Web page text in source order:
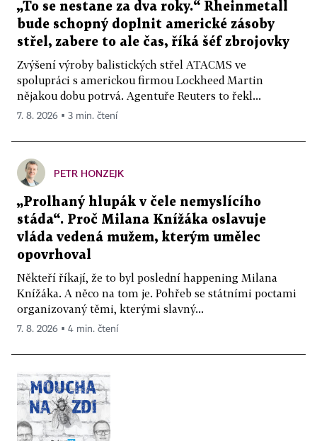
„To se nestane za dva roky.“ Rheinmetall
bude schopný doplnit americké zásoby
střel, zabere to ale čas, říká šéf zbrojovky
Zvýšení výroby balistických střel ATACMS ve
spolupráci s americkou firmou Lockheed Martin
nějakou dobu potrvá. Agentuře Reuters to řekl...
7. 8. 2026 ▪ 3 min. čtení
PETR HONZEJK
„Prolhaný hlupák v čele nemyslícího
stáda“. Proč Milana Knížáka oslavuje
vláda vedená mužem, kterým umělec
opovrhoval
Někteří říkají, že to byl poslední happening Milana
Knížáka. A něco na tom je. Pohřeb se státními poctami
organizovaný těmi, kterými slavný...
7. 8. 2026 ▪ 4 min. čtení